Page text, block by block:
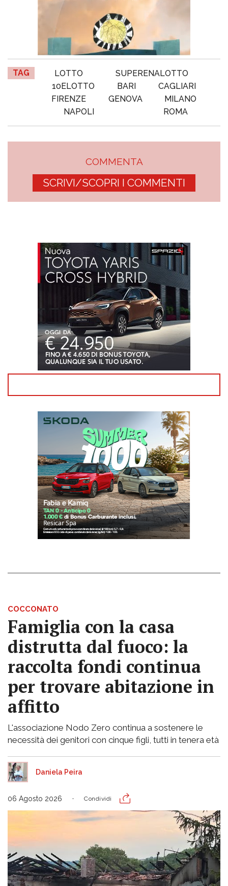
TAG LOTTO
SUPERENALOTTO
10ELOTTO
BARI
CAGLIARI
FIRENZE
GENOVA
MILANO
NAPOLI
ROMA
COMMENTA
SCRIVI/SCOPRI I COMMENTI
COCCONATO
Famiglia con la casa
distrutta dal fuoco: la
raccolta fondi continua
per trovare abitazione in
affitto
L'associazione Nodo Zero continua a sostenere le
necessità dei genitori con cinque figli, tutti in tenera età
Daniela Peira
06 Agosto 2026 Condividi